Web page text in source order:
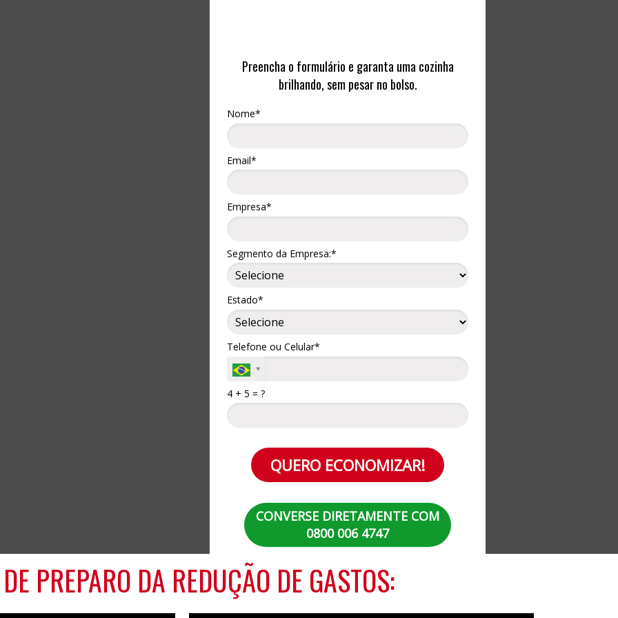
Preencha o formulário e garanta uma cozinha
brilhando, sem pesar no bolso.
Nome*
Email*
Empresa*
Segmento da Empresa:*
Estado*
Telefone ou Celular*
4 + 5 = ?
QUERO ECONOMIZAR!
CONVERSE DIRETAMENTE COM
0800 006 4747
PREPARO DA REDUÇÃO DE GASTOS: